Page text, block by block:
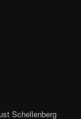
Schellenberg